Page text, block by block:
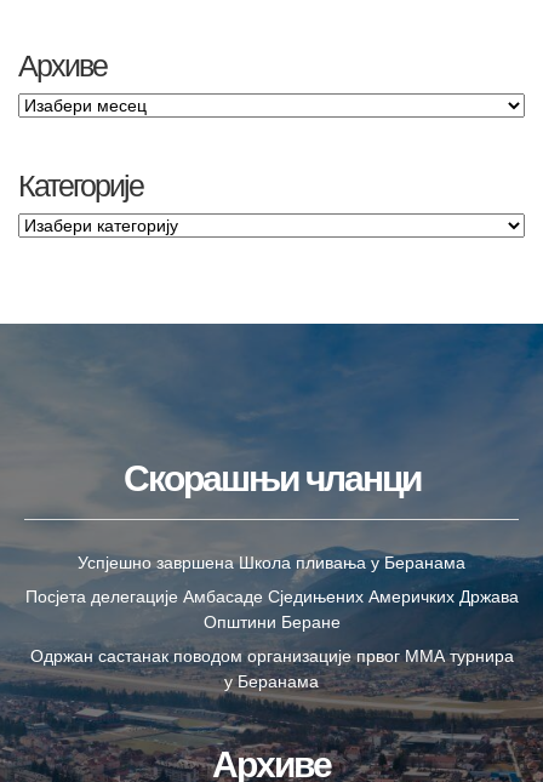
Архиве
Категорије
Скорашњи чланци
Успјешно завршена Школа пливања у Беранама
Посјета делегације Амбасаде Сједињених Америчких Држава
Општини Беране
Одржан састанак поводом организације првог ММА турнира
у Беранама
Архиве